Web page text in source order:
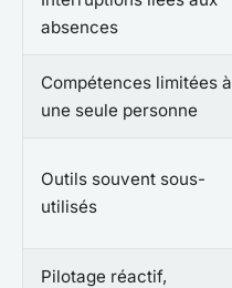
absences
Compétences limitées à
une seule personne
Outils souvent sous-
utilisés
Pilotage réactif,